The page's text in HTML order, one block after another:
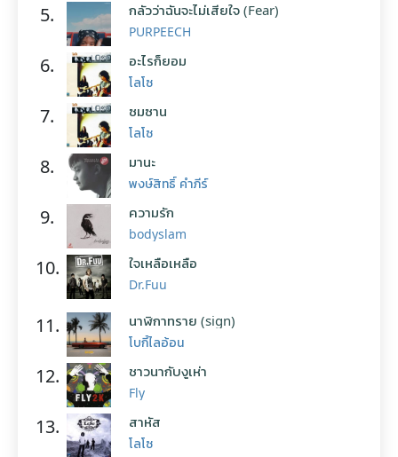
5. กลัวว่าฉันจะไม่เสียใจ (Fear)
PURPEECH
6. อะไรก็ยอม
โลโซ
7. ซมซาน
โลโซ
8. มานะ
พงษ์สิทธิ์ คำภีร์
9. ความรัก
bodyslam
10. ใจเหลือเหลือ
Dr.Fuu
11. นาฬิกาทราย (sign)
โบกี้ไลอ้อน
12. ชาวนากับงูเห่า
Fly
13. สาหัส
โลโซ